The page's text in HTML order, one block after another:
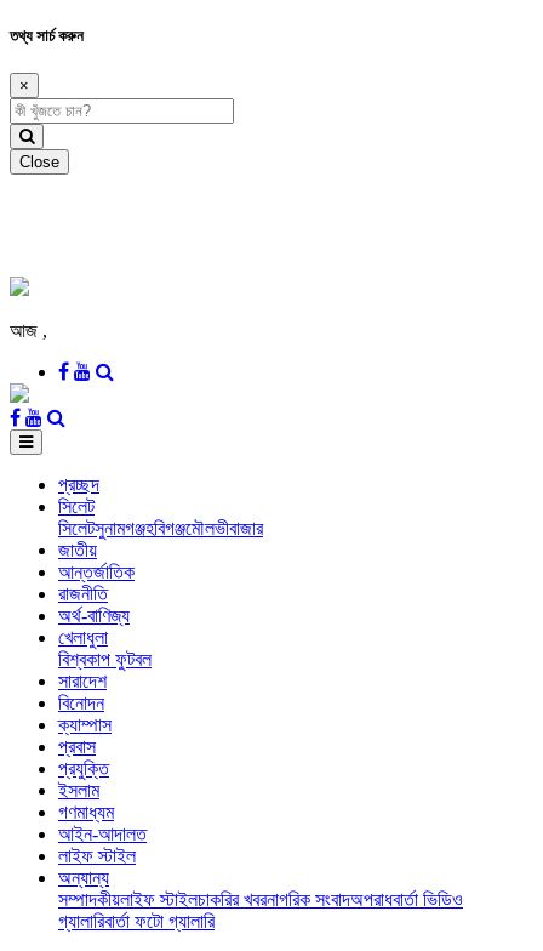
তথ্য সার্চ করুন
×
Close
আজ ,
প্রচ্ছদ
সিলেট
সিলেটসুনামগঞ্জহবিগঞ্জমৌলভীবাজার
জাতীয়
আন্তর্জাতিক
রাজনীতি
অর্থ-বাণিজ্য
খেলাধুলা
বিশ্বকাপ ফুটবল
সারাদেশ
বিনোদন
ক্যাম্পাস
প্রবাস
প্রযুক্তি
ইসলাম
গণমাধ্যম
আইন-আদালত
লাইফ স্টাইল
অন্যান্য
সম্পাদকীয়লাইফ স্টাইলচাকরির খবরনাগরিক সংবাদঅপরাধবার্তা ভিডিও
গ্যালারিবার্তা ফটো গ্যালারি